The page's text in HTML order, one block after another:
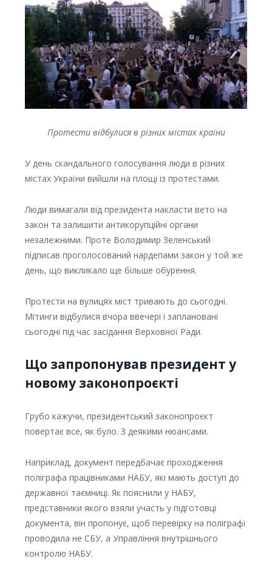
Протести відбулися в різних містах країни
У день скандального голосування люди в різних
містах України вийшли на площі із протестами.
Люди вимагали від президента накласти вето на
закон та залишити антикорупційні органи
незалежними. Проте Володимир Зеленський
підписав проголосований нардепами закон у той же
день, що викликало ще більше обурення.
Протести на вулицях міст тривають до сьогодні.
Мітинги відбулися вчора ввечері і заплановані
сьогодні під час засідання Верховної Ради.
Що запропонував президент у
новому законопроєкті
Грубо кажучи, президентський законопроєкт
повертає все, як було. З деякими нюансами.
Наприклад, документ передбачає проходження
поліграфа працівниками НАБУ, які мають доступ до
державної таємниці. Як пояснили у НАБУ,
представники якого взяли участь у підготовці
документа, він пропонує, щоб перевірку на поліграфі
проводила не СБУ, а Управління внутрішнього
контролю НАБУ.